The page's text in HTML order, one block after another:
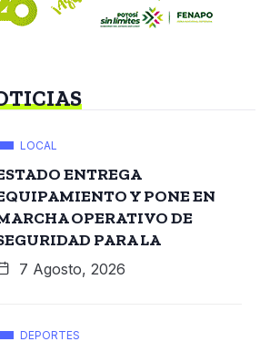
LOCAL
ENTREGA
Y PONE EN
OPERATIVO DE
PARA LA
7 Agosto, 2026
DEPORTES